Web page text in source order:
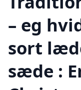
– eg
sort
sæde :